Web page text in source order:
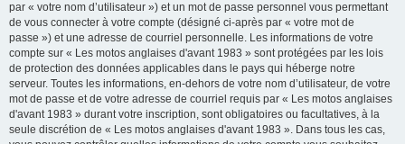
par « votre nom d’utilisateur ») et un mot de passe personnel vous permettant
de vous connecter à votre compte (désigné ci-après par « votre mot de
passe ») et une adresse de courriel personnelle. Les informations de votre
compte sur « Les motos anglaises d'avant 1983 » sont protégées par les lois
de protection des données applicables dans le pays qui héberge notre
serveur. Toutes les informations, en-dehors de votre nom d’utilisateur, de votre
mot de passe et de votre adresse de courriel requis par « Les motos anglaises
d'avant 1983 » durant votre inscription, sont obligatoires ou facultatives, à la
seule discrétion de « Les motos anglaises d'avant 1983 ». Dans tous les cas,